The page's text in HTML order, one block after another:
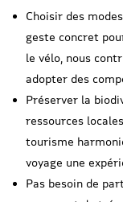
Choisir des
geste concret
le vélo, nous
adopter des
Préserver la
ressources
tourisme
voyage une
Pas besoin de